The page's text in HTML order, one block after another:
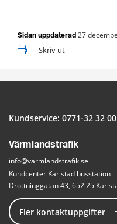
Sidan uppdaterad 27
Skriv ut
Kundservice: 0771-32 32 00
Värmlandstrafik
info@varmlandstrafik.se
Kundcenter Karlstad busstation
Drottninggatan 43, 652 25
Fler kontaktuppgifter